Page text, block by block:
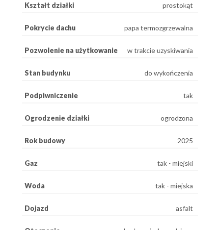
Kształt działki prostokąt
Pokrycie dachu papa termozgrzewalna
Pozwolenie na użytkowanie w trakcie uzyskiwania
Stan budynku do wykończenia
Podpiwniczenie tak
Ogrodzenie działki ogrodzona
Rok budowy 2025
Gaz tak - miejski
Woda tak - miejska
Dojazd asfalt